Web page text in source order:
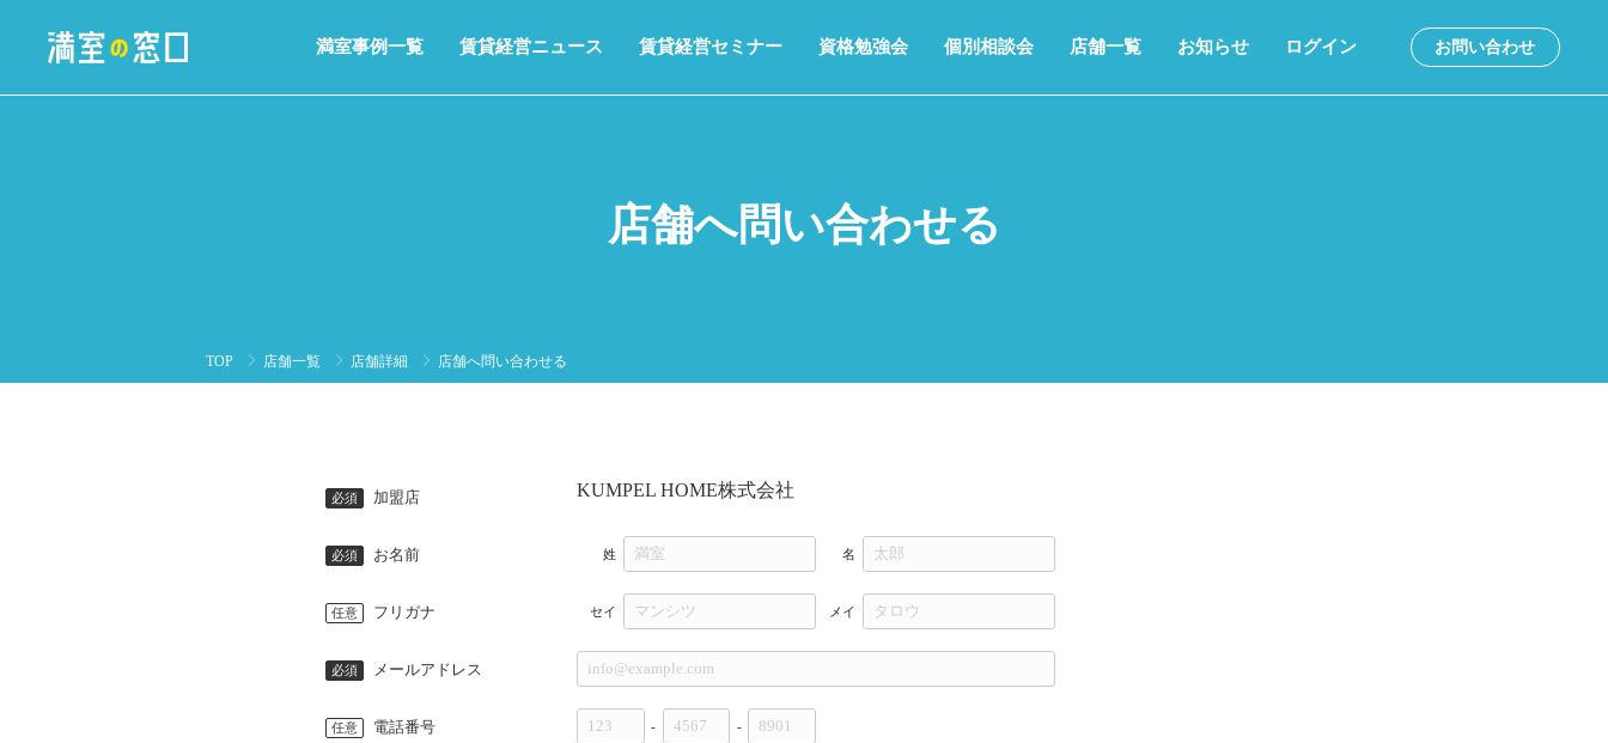
満室事例一覧 賃貸経営ニュース 賃貸経営セミナー 資格勉強会 個別相談会 店舗一覧 お知らせ ログイン お問い合わせ
店舗へ問い合わせる
TOP 店舗一覧 店舗詳細 店舗へ問い合わせる
加盟店 KUMPEL HOME株式会社
お名前 姓 名
フリガナ セイ メイ
メールアドレス
電話番号 - -